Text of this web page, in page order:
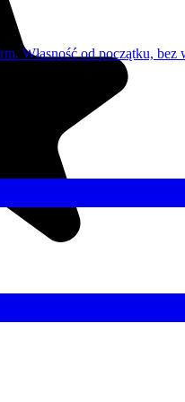
Własność od początku, bez